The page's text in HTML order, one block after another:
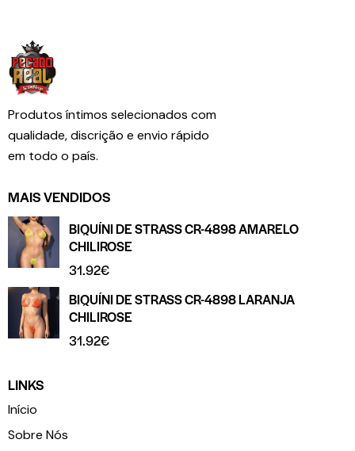
Produtos íntimos selecionados com
qualidade, discrição e envio rápido
em todo o país.
MAIS VENDIDOS
BIQUÍNI DE STRASS CR-4898 AMARELO
CHILIROSE
31.92€
BIQUÍNI DE STRASS CR-4898 LARANJA
CHILIROSE
31.92€
LINKS
Início
Sobre Nós